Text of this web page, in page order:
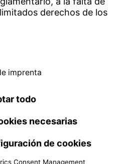
aplicación
All rights reserved
| ES
Brasil
português
english
Republica checa
Protección de datos